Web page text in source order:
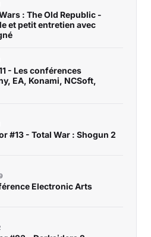
: The Old Republic -
et petit entretien avec
- Les conférences
EA, Konami, NCSoft,
#13 - Total War : Shogun 2
Electronic Arts